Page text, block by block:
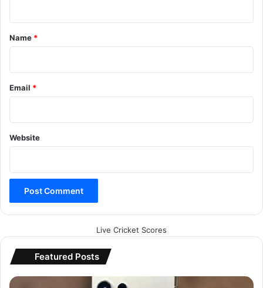
*
Name *
Email *
Website
Live Cricket Scores
Featured Posts
सै